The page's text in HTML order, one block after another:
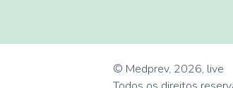
© Medprev, 2026, live